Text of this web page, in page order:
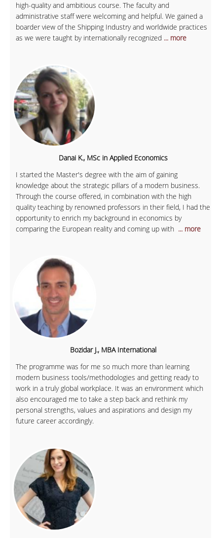
high-quality and ambitious course. The faculty and
administrative staff were welcoming and helpful. We gained a
boarder view of the Shipping Industry and worldwide practices
as we were taught by internationally recognized ... more
Danai K., MSc in Applied Economics
I started the Master's degree with the aim of gaining
knowledge about the strategic pillars of a modern business.
Through the course offered, in combination with the high
quality teaching by renowned professors in their field, I had the
opportunity to enrich my background in economics by
comparing the European reality and coming up with ... more
Bozidar J., MBA International
The programme was for me so much more than learning
modern business tools/methodologies and getting ready to
work in a truly global workplace. It was an environment which
also encouraged me to take a step back and rethink my
personal strengths, values and aspirations and design my
future career accordingly.